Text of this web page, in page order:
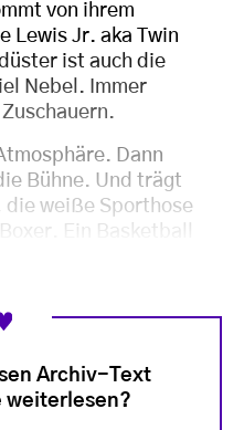
von ihrem
Lewis Jr. aka Twin
ist auch die
Nebel. Immer
Dann
Bühne. Und trägt
weiße Sporthose
Ein Basketball
Archiv-Text
weiterlesen?